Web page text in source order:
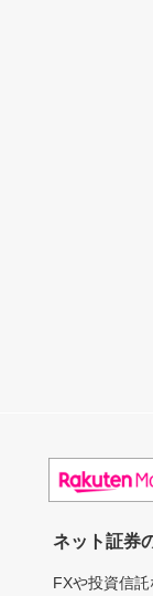
ネット証券
FXや投資信